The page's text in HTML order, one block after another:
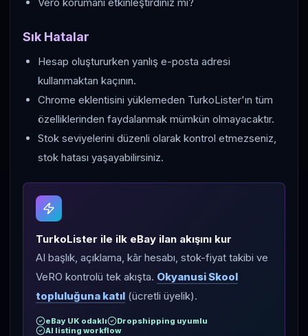
Sık Hatalar
Hesap oluştururken yanlış e-posta adresi
kullanmaktan kaçının.
Chrome eklentisini yüklemeden TurkoLister'ın tüm
özelliklerinden faydalanmak mümkün olmayacaktır.
Stok seviyelerini düzenli olarak kontrol etmezseniz,
stok hatası yaşayabilirsiniz.
TurkoLister ile ilk eBay ilan akışını kur
AI başlık, açıklama, kâr hesabı, stok-fiyat takibi ve
VeRO kontrolü tek akışta. Okyanusi Skool
topluluğuna katıl (ücretli üyelik).
eBay UK odaklı
Dropshipping uyumlu
AI listing workflow